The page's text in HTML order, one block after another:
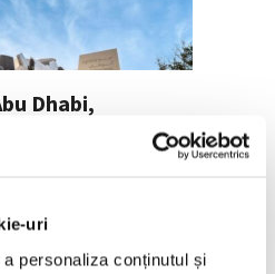
uri
personaliza conținutul și
Dhabi,